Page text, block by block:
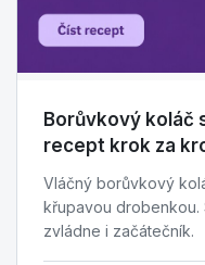
Borůvkový
recept krok za
Vláčný borůvkový
křupavou drobenkou.
zvládne i začátečník.